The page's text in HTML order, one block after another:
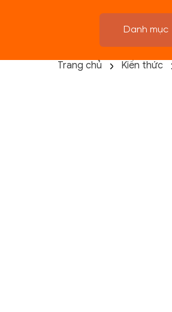
Danh mục
Trang chủ Kiến thức